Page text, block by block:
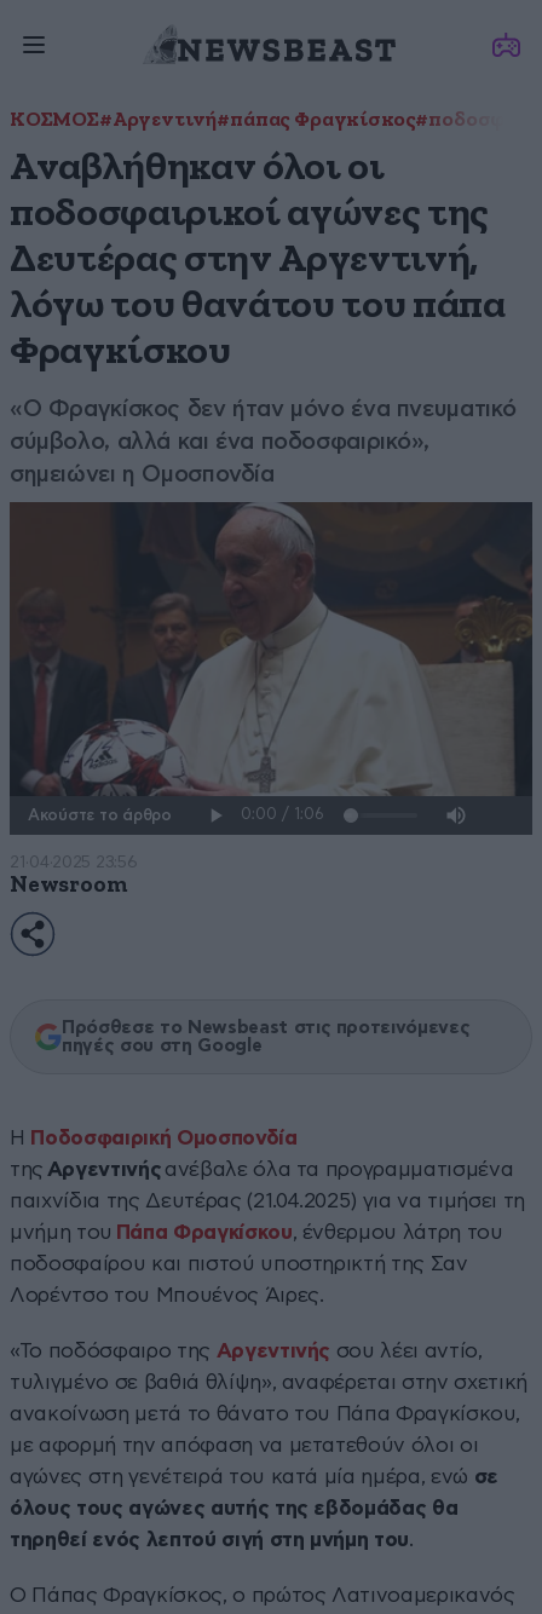
ΚΟΣΜΟΣ#Αργεντινή#πάπας Φραγκίσκος
Αναβλήθηκαν όλοι οι
ποδοσφαιρικοί αγώνες της
Δευτέρας στην Αργεντινή,
λόγω του θανάτου του πάπα
Φραγκίσκου
«Ο Φραγκίσκος δεν ήταν μόνο ένα πνευματικό
σύμβολο, αλλά και ένα ποδοσφαιρικό»,
σημειώνει η Ομοσπονδία
Ακούστε το άρθρο
21·04·2025 23:56
Newsroom
Πρόσθεσε το Newsbeast στις προτεινόμενες
πηγές σου στη Google
Η Ποδοσφαιρική Ομοσπονδία
της Αργεντινής ανέβαλε όλα τα προγραμματισμένα
παιχνίδια της Δευτέρας (21.04.2025) για να τιμήσει τη
μνήμη του Πάπα Φραγκίσκου, ένθερμου λάτρη του
ποδοσφαίρου και πιστού υποστηρικτή της Σαν
Λορέντσο του Μπουένος Άιρες.
«Το ποδόσφαιρο της Αργεντινής σου λέει αντίο,
τυλιγμένο σε βαθιά θλίψη», αναφέρεται στην σχετική
ανακοίνωση μετά το θάνατο του Πάπα Φραγκίσκου,
με αφορμή την απόφαση να μετατεθούν όλοι οι
αγώνες στη γενέτειρά του κατά μία ημέρα, ενώ σε
όλους τους αγώνες αυτής της εβδομάδας θα
τηρηθεί ενός λεπτού σιγή στη μνήμη του.
Ο Πάπας Φραγκίσκος, ο πρώτος Λατινοαμερικανός